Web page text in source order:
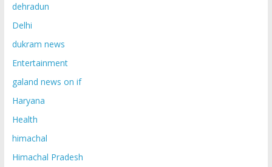
dehradun
Delhi
dukram news
Entertainment
galand news on if
Haryana
Health
himachal
Himachal Pradesh